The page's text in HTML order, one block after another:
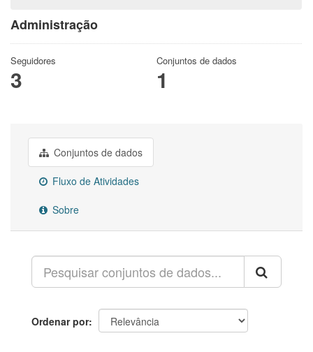
Administração
Seguidores
3
Conjuntos de dados
1
Conjuntos de dados
Fluxo de Atividades
Sobre
Ordenar por